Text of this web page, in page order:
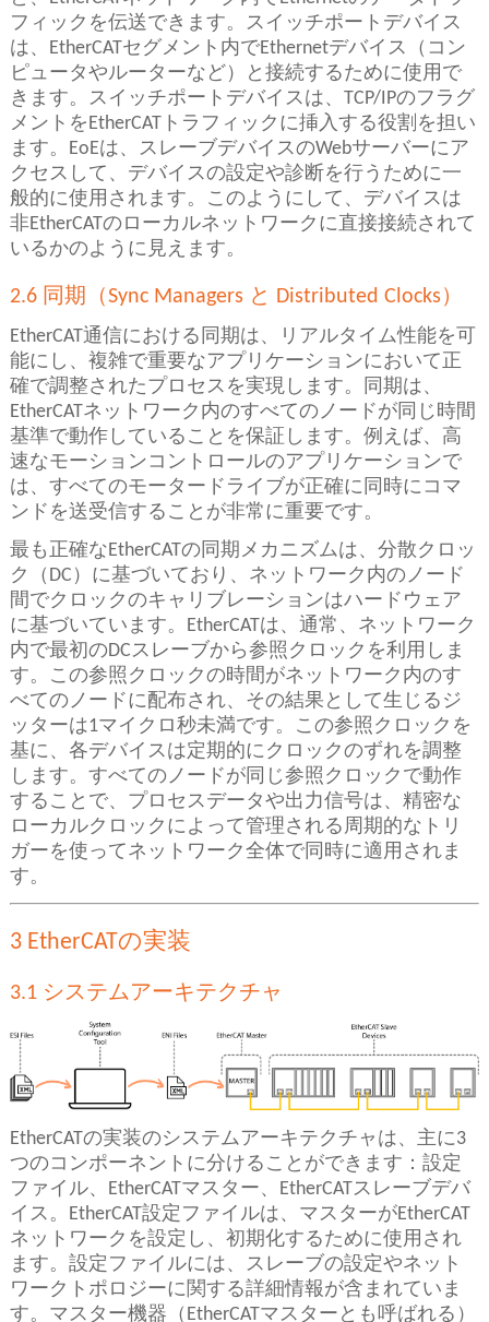
フィックを伝送できます。スイッチポートデバイス
は、EtherCATセグメント内でEthernetデバイス（コン
ピュータやルーターなど）と接続するために使用で
きます。スイッチポートデバイスは、TCP/IPのフラグ
メントをEtherCATトラフィックに挿入する役割を担い
ます。EoEは、スレーブデバイスのWebサーバーにア
クセスして、デバイスの設定や診断を行うために一
般的に使用されます。このようにして、デバイスは
非EtherCATのローカルネットワークに直接接続されて
いるかのように見えます。
2.6 同期（Sync Managers と Distributed Clocks）
EtherCAT通信における同期は、リアルタイム性能を可
能にし、複雑で重要なアプリケーションにおいて正
確で調整されたプロセスを実現します。同期は、
EtherCATネットワーク内のすべてのノードが同じ時間
基準で動作していることを保証します。例えば、高
速なモーションコントロールのアプリケーションで
は、すべてのモータードライブが正確に同時にコマ
ンドを送受信することが非常に重要です。
最も正確なEtherCATの同期メカニズムは、分散クロッ
ク（DC）に基づいており、ネットワーク内のノード
間でクロックのキャリブレーションはハードウェア
に基づいています。EtherCATは、通常、ネットワーク
内で最初のDCスレーブから参照クロックを利用しま
す。この参照クロックの時間がネットワーク内のす
べてのノードに配布され、その結果として生じるジ
ッターは1マイクロ秒未満です。この参照クロックを
基に、各デバイスは定期的にクロックのずれを調整
します。すべてのノードが同じ参照クロックで動作
することで、プロセスデータや出力信号は、精密な
ローカルクロックによって管理される周期的なトリ
ガーを使ってネットワーク全体で同時に適用されま
す。
3 EtherCATの実装
3.1 システムアーキテクチャ
EtherCATの実装のシステムアーキテクチャは、主に3
つのコンポーネントに分けることができます：設定
ファイル、EtherCATマスター、EtherCATスレーブデバ
イス。EtherCAT設定ファイルは、マスターがEtherCAT
ネットワークを設定し、初期化するために使用され
ます。設定ファイルには、スレーブの設定やネット
ワークトポロジーに関する詳細情報が含まれていま
す。マスター機器（EtherCATマスターとも呼ばれる）